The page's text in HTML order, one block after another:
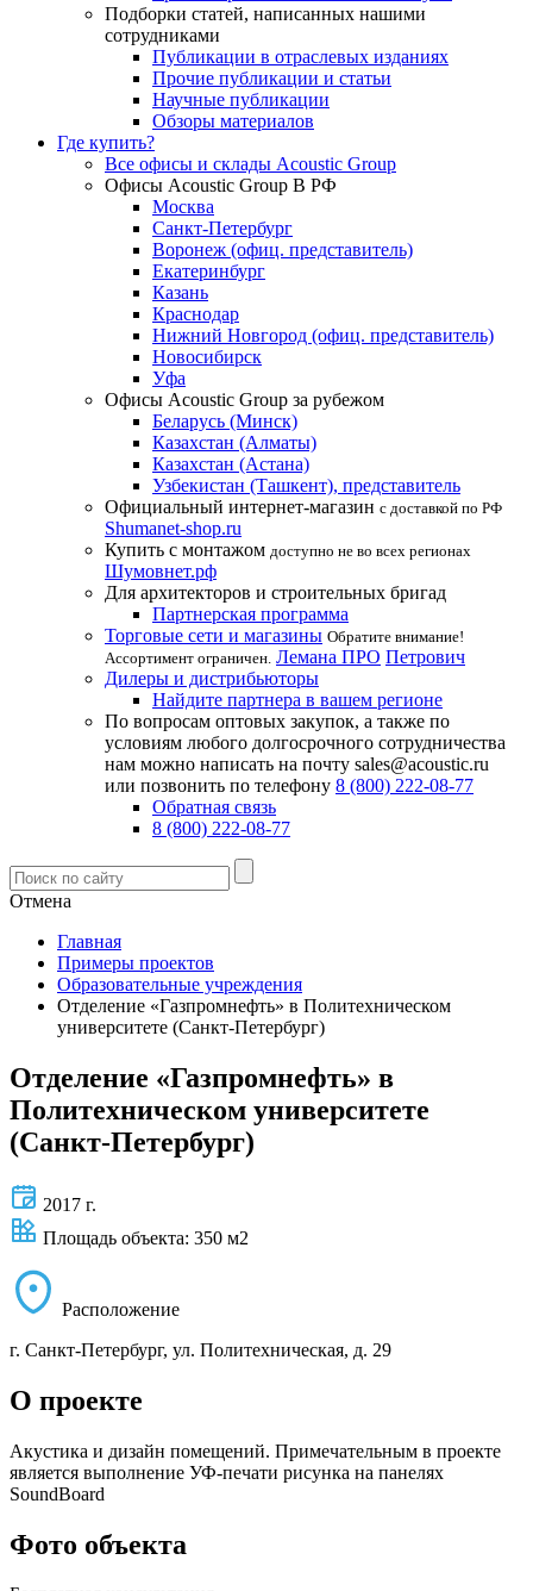
Подборки статей, написанных нашими
сотрудниками
Публикации в отраслевых изданиях
Прочие публикации и статьи
Научные публикации
Обзоры материалов
Где купить?
Все офисы и склады Acoustic Group
Офисы Acoustic Group В РФ
Москва
Санкт-Петербург
Воронеж (офиц. представитель)
Екатеринбург
Казань
Краснодар
Нижний Новгород (офиц. представитель)
Новосибирск
Уфа
Офисы Acoustic Group за рубежом
Беларусь (Минск)
Казахстан (Алматы)
Казахстан (Астана)
Узбекистан (Ташкент), представитель
Официальный интернет-магазин с доставкой по РФ
Shumanet-shop.ru
Купить с монтажом доступно не во всех регионах
Шумовнет.рф
Для архитекторов и строительных бригад
Партнерская программа
Торговые сети и магазины Обратите внимание!
Ассортимент ограничен. Лемана ПРО Петрович
Дилеры и дистрибьюторы
Найдите партнера в вашем регионе
По вопросам оптовых закупок, а также по
условиям любого долгосрочного сотрудничества
нам можно написать на почту sales@acoustic.ru
или позвонить по телефону 8 (800) 222-08-77
Обратная связь
8 (800) 222-08-77
Отмена
Главная
Примеры проектов
Образовательные учреждения
Отделение «Газпромнефть» в Политехническом
университете (Санкт-Петербург)
Отделение «Газпромнефть» в
Политехническом университете
(Санкт-Петербург)
2017 г.
Площадь объекта: 350 м2
Расположение
г. Санкт-Петербург, ул. Политехническая, д. 29
О проекте
Акустика и дизайн помещений. Примечательным в проекте
является выполнение УФ-печати рисунка на панелях
SoundBoard
Фото объекта